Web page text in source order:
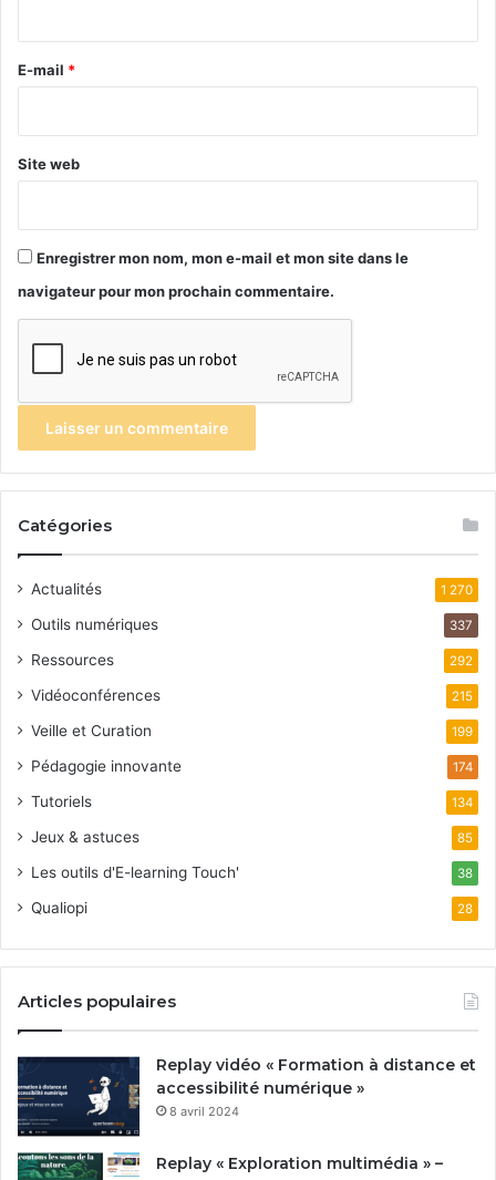
e
E-mail *
Site web
Enregistrer mon nom, mon e-mail et mon site dans le
navigateur pour mon prochain commentaire.
Catégories
Actualités 1 270
Outils numériques 337
Ressources 292
Vidéoconférences 215
Veille et Curation 199
Pédagogie innovante 174
Tutoriels 134
Jeux & astuces 85
Les outils d'E-learning Touch' 38
Qualiopi 28
Articles populaires
Replay vidéo « Formation à distance et
accessibilité numérique »
8 avril 2024
Replay « Exploration multimédia » –